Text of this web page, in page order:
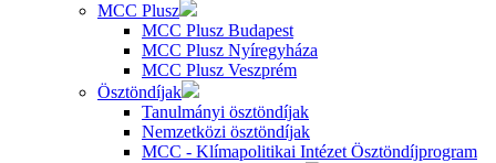
MCC Plusz
MCC Plusz Budapest
MCC Plusz Nyíregyháza
MCC Plusz Veszprém
Ösztöndíjak
Tanulmányi ösztöndíjak
Nemzetközi ösztöndíjak
MCC - Klímapolitikai Intézet Ösztöndíjprogram